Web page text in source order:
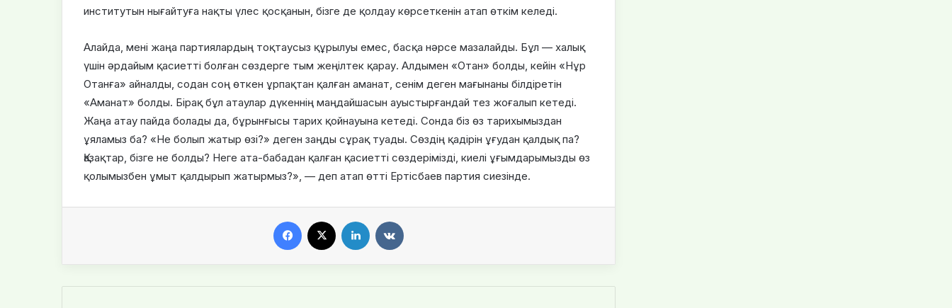
институтын нығайтуға нақты үлес қосқанын, бізге де қолдау көрсеткенін атап өткім келеді.
Алайда, мені жаңа партиялардың тоқтаусыз құрылуы емес, басқа нәрсе мазалайды. Бұл — халық
үшін әрдайым қасиетті болған сөздерге тым жеңілтек қарау. Алдымен «Отан» болды, кейін «Нұр
Отанға» айналды, содан соң өткен ұрпақтан қалған аманат, сенім деген мағынаны білдіретін
«Аманат» болды. Бірақ бұл атаулар дүкеннің маңдайшасын ауыстырғандай тез жоғалып кетеді.
Жаңа атау пайда болады да, бұрынғысы тарих қойнауына кетеді. Сонда біз өз тарихымыздан
ұяламыз ба? «Не болып жатыр өзі?» деген заңды сұрақ туады. Сөздің қадірін ұғудан қалдық па?
Қазақтар, бізге не болды? Неге ата-бабадан қалған қасиетті сөздерімізді, киелі ұғымдарымызды өз
қолымызбен ұмыт қалдырып жатырмыз?», — деп атап өтті Ертісбаев партия сиезінде.